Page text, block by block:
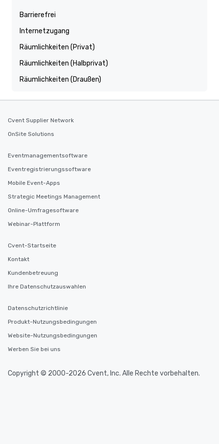
Barrierefrei
Internetzugang
Räumlichkeiten (Privat)
Räumlichkeiten (Halbprivat)
Räumlichkeiten (Draußen)
Cvent Supplier Network
OnSite Solutions
Eventmanagementsoftware
Eventregistrierungssoftware
Mobile Event-Apps
Strategic Meetings Management
Online-Umfragesoftware
Webinar-Plattform
Cvent-Startseite
Kontakt
Kundenbetreuung
Ihre Datenschutzauswahlen
Datenschutzrichtlinie
Produkt-Nutzungsbedingungen
Website-Nutzungsbedingungen
Werben Sie bei uns
Copyright © 2000-2026 Cvent, Inc. Alle Rechte vorbehalten.